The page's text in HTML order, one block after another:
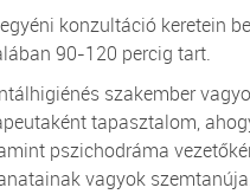
konzultáció keretein
90-120 percig tart.
szakember
tapasztalom,
pszichodráma
vagyok